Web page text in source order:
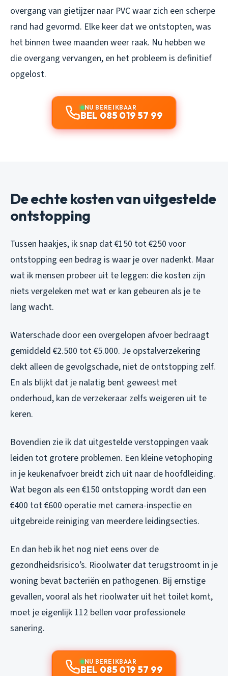
overgang van gietijzer naar PVC waar zich een scherpe
rand had gevormd. Elke keer dat we ontstopten, was
het binnen twee maanden weer raak. Nu hebben we
die overgang vervangen, en het probleem is definitief
opgelost.
NU BEREIKBAAR
BEL 085 019 57 99
De echte kosten van uitgestelde
ontstopping
Tussen haakjes, ik snap dat €150 tot €250 voor
ontstopping een bedrag is waar je over nadenkt. Maar
wat ik mensen probeer uit te leggen: die kosten zijn
niets vergeleken met wat er kan gebeuren als je te
lang wacht.
Waterschade door een overgelopen afvoer bedraagt
gemiddeld €2.500 tot €5.000. Je opstalverzekering
dekt alleen de gevolgschade, niet de ontstopping zelf.
En als blijkt dat je nalatig bent geweest met
onderhoud, kan de verzekeraar zelfs weigeren uit te
keren.
Bovendien zie ik dat uitgestelde verstoppingen vaak
leiden tot grotere problemen. Een kleine vetophoping
in je keukenafvoer breidt zich uit naar de hoofdleiding.
Wat begon als een €150 ontstopping wordt dan een
€400 tot €600 operatie met camera-inspectie en
uitgebreide reiniging van meerdere leidingsecties.
En dan heb ik het nog niet eens over de
gezondheidsrisico’s. Rioolwater dat terugstroomt in je
woning bevat bacteriën en pathogenen. Bij ernstige
gevallen, vooral als het rioolwater uit het toilet komt,
moet je eigenlijk 112 bellen voor professionele
sanering.
NU BEREIKBAAR
BEL 085 019 57 99